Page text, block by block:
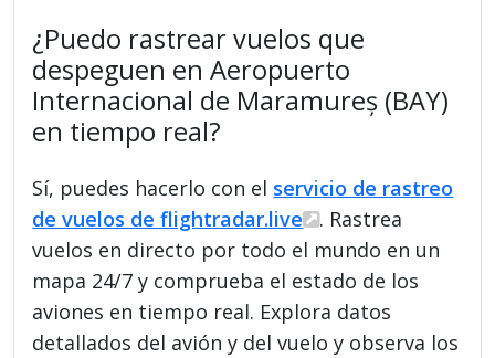
¿Puedo rastrear vuelos que
despeguen en Aeropuerto
Internacional de Maramureș (BAY)
en tiempo real?
Sí, puedes hacerlo con el servicio de rastreo
de vuelos de flightradar.live
. Rastrea
vuelos en directo por todo el mundo en un
mapa 24/7 y comprueba el estado de los
aviones en tiempo real. Explora datos
detallados del avión y del vuelo y observa los